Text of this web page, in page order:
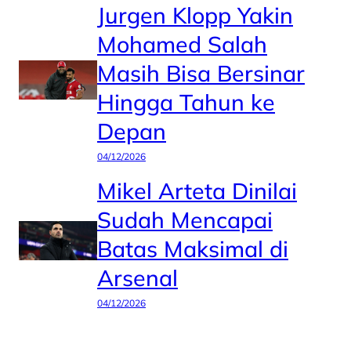
Jurgen Klopp Yakin
Mohamed Salah
Masih Bisa Bersinar
Hingga Tahun ke
Depan
04/12/2026
Mikel Arteta Dinilai
Sudah Mencapai
Batas Maksimal di
Arsenal
04/12/2026